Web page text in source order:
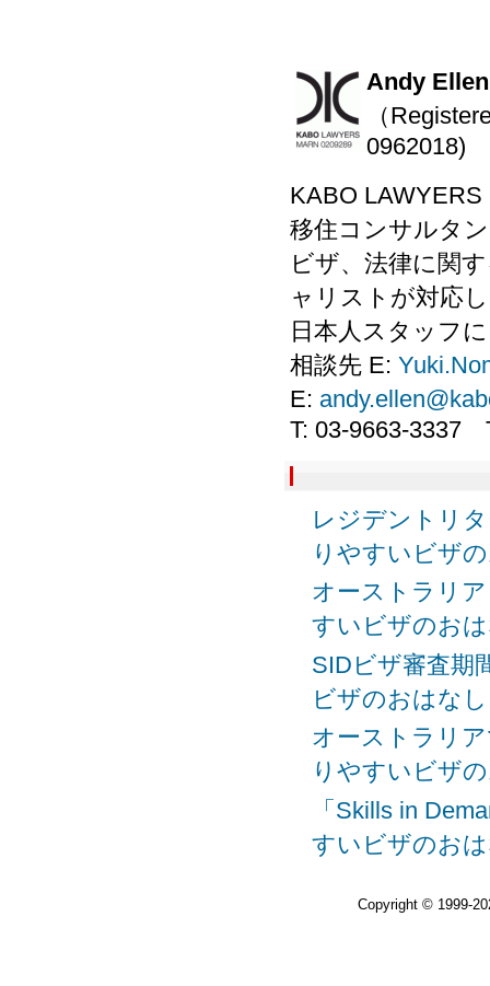
Andy
（
0962018)
KABO
移住コンサルタ
ビザ、法律に関
ャリストが対応
日本人スタッフ
相談先 E:
E:
T: 03-9663-3337
レジデントリ
りやすいビザ
オーストラリ
すいビザのお
SIDビザ審査期
ビザのおはなし
オーストラリ
りやすいビザ
「Skills in
すいビザのお
Copyright © 1999-